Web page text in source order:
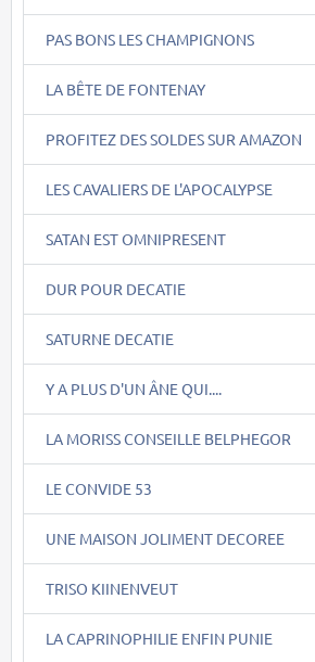
PAS BONS LES CHAMPIGNONS
LA BÊTE DE FONTENAY
PROFITEZ DES SOLDES SUR AMAZON
LES CAVALIERS DE L'APOCALYPSE
SATAN EST OMNIPRESENT
DUR POUR DECATIE
SATURNE DECATIE
Y A PLUS D'UN ÂNE QUI....
LA MORISS CONSEILLE BELPHEGOR
LE CONVIDE 53
UNE MAISON JOLIMENT DECOREE
TRISO KIINENVEUT
LA CAPRINOPHILIE ENFIN PUNIE